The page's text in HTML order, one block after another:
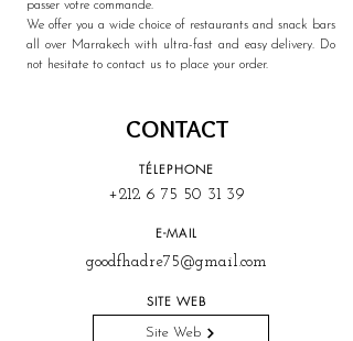
passer votre commande.
We offer you a wide choice of restaurants and snack bars
all over Marrakech with ultra-fast and easy delivery. Do
not hesitate to contact us to place your order.
CONTACT
TÉLEPHONE
+212 6 75 50 31 39
E-MAIL
goodfhadre75@gmail.com
SITE WEB
Site Web